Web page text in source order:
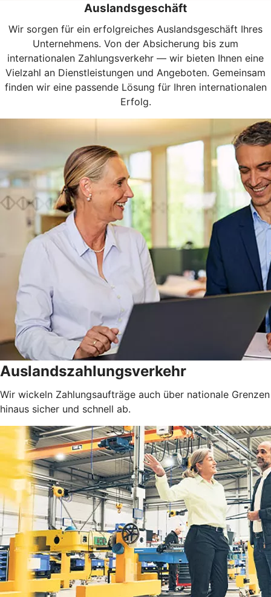
Auslandsgeschäft
Wir sorgen für ein erfolgreiches Auslandsgeschäft Ihres
Unternehmens. Von der Absicherung bis zum
internationalen Zahlungsverkehr — wir bieten Ihnen eine
Vielzahl an Dienstleistungen und Angeboten. Gemeinsam
finden wir eine passende Lösung für Ihren internationalen
Erfolg.
Auslandszahlungsverkehr
Wir wickeln Zahlungsaufträge auch über nationale Grenzen
hinaus sicher und schnell ab.